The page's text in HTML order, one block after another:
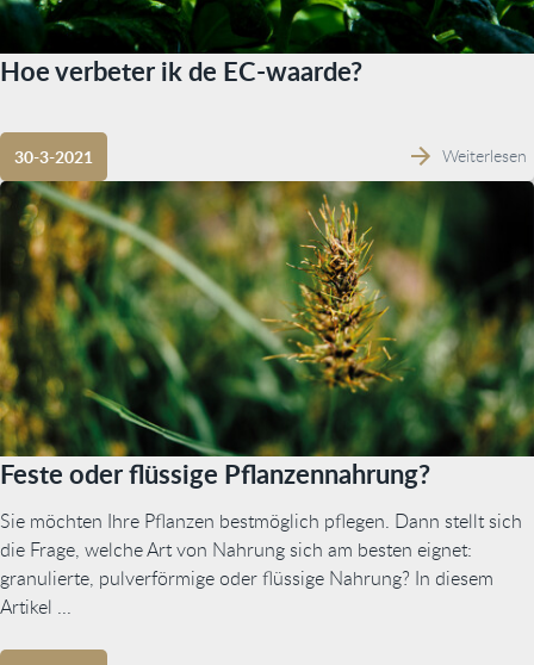
Hoe verbeter ik de EC-waarde?
30-3-2021 Weiterlesen
Feste oder flüssige Pflanzennahrung?
Sie möchten Ihre Pflanzen bestmöglich pflegen. Dann stellt sich
die Frage, welche Art von Nahrung sich am besten eignet:
granulierte, pulverförmige oder flüssige Nahrung? In diesem
Artikel ...